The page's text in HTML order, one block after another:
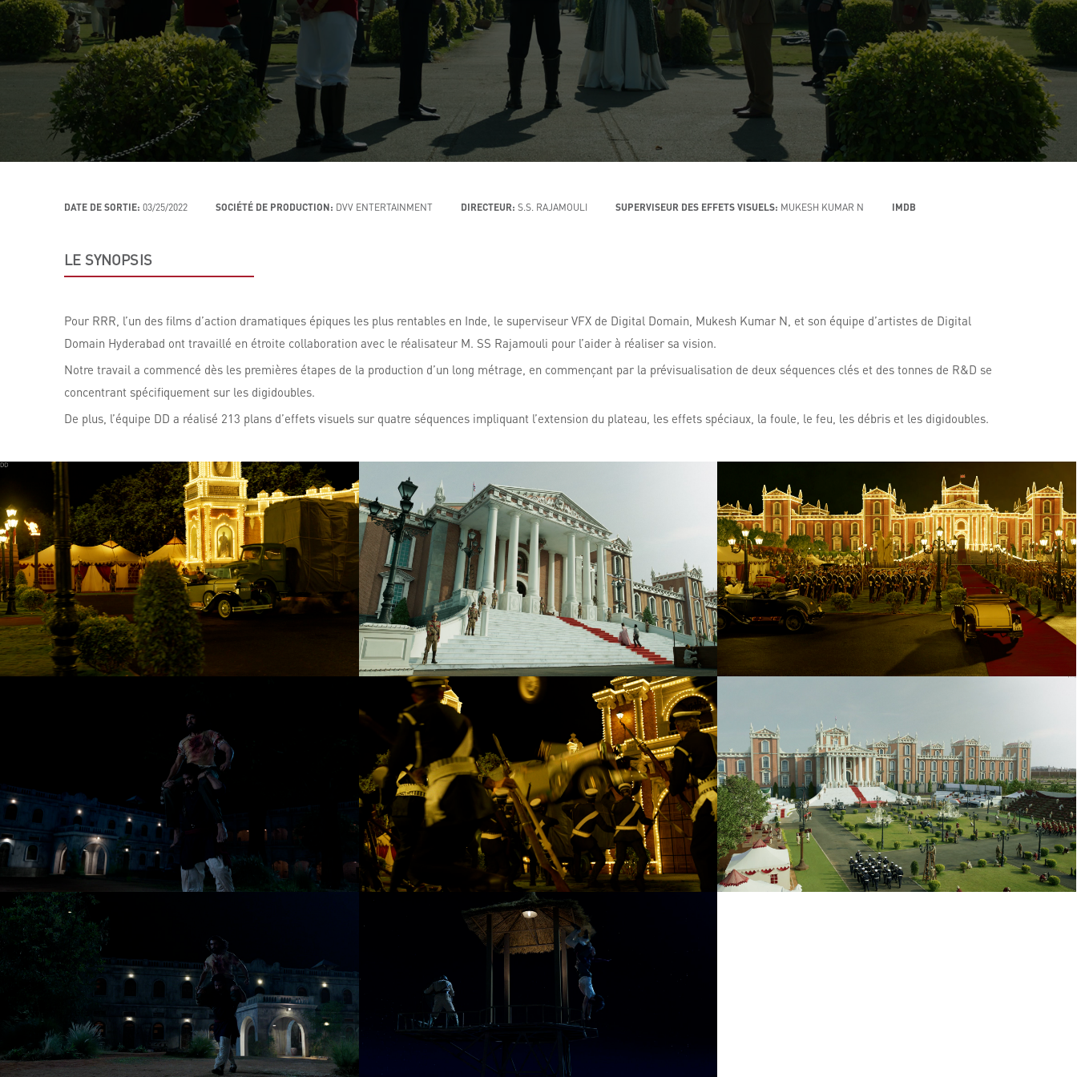
DATE DE SORTIE: 03/25/2022 SOCIÉTÉ DE PRODUCTION: DVV ENTERTAINMENT DIRECTEUR: S.S. RAJAMOULI SUPERVISEUR DES EFFETS VISUELS: MUKESH KUMAR N IMDB
LE SYNOPSIS
Pour RRR, l’un des films d’action dramatiques épiques les plus rentables en Inde, le superviseur VFX de Digital Domain, Mukesh Kumar N, et son équipe d’artistes de Digital
Domain Hyderabad ont travaillé en étroite collaboration avec le réalisateur M. SS Rajamouli pour l’aider à réaliser sa vision.
Notre travail a commencé dès les premières étapes de la production d’un long métrage, en commençant par la prévisualisation de deux séquences clés et des tonnes de R&D se
concentrant spécifiquement sur les digidoubles.
De plus, l’équipe DD a réalisé 213 plans d’effets visuels sur quatre séquences impliquant l’extension du plateau, les effets spéciaux, la foule, le feu, les débris et les digidoubles.